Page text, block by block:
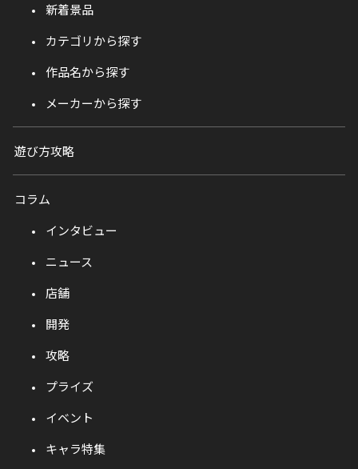
新着景品
カテゴリから探す
作品名から探す
メーカーから探す
遊び方攻略
コラム
インタビュー
ニュース
店舗
開発
攻略
プライズ
イベント
キャラ特集